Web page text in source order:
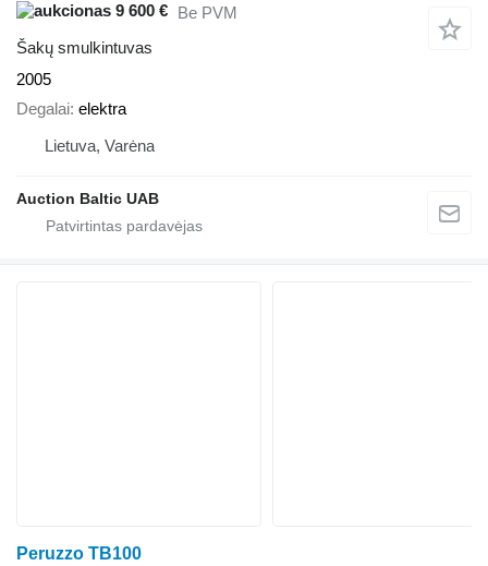
9 600 € Be PVM
Šakų smulkintuvas
2005
Degalai elektra
Lietuva, Varėna
Auction Baltic UAB
Peruzzo TB100